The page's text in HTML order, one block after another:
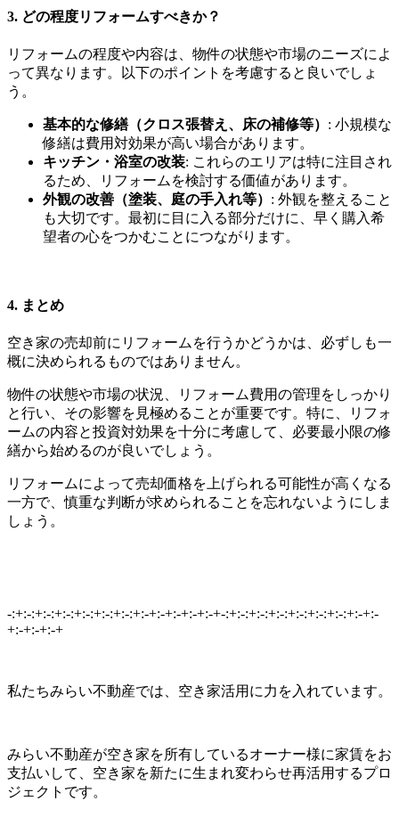
3. どの程度リフォームすべきか？
リフォームの程度や内容は、物件の状態や市場のニーズによ
って異なります。以下のポイントを考慮すると良いでしょ
う。
基本的な修繕（クロス張替え、床の補修等） : 小規模な
修繕は費用対効果が高い場合があります。
キッチン・浴室の改装: これらのエリアは特に注目され
るため、リフォームを検討する価値があります。
外観の改善（塗装、庭の手入れ等） : 外観を整えること
も大切です。最初に目に入る部分だけに、早く購入希
望者の心をつかむことにつながります。
4. まとめ
空き家の売却前にリフォームを行うかどうかは、必ずしも一
概に決められるものではありません。
物件の状態や市場の状況、リフォーム費用の管理をしっかり
と行い、その影響を見極めることが重要です。特に、リフォ
ームの内容と投資対効果を十分に考慮して、必要最小限の修
繕から始めるのが良いでしょう。
リフォームによって売却価格を上げられる可能性が高くなる
一方で、慎重な判断が求められることを忘れないようにしま
しょう。
-:+:-:+:-:+:-:+:-:+:-:+:-:+:-+:-+:-+:-+:-+-:+:-:+:-:+:-:+:-:+:-:+:-:+:-+:-
+:-+:-+:-+
私たちみらい不動産では、空き家活用に力を入れています。
みらい不動産が空き家を所有しているオーナー様に家賃をお
支払いして、空き家を新たに生まれ変わらせ再活用するプロ
ジェクトです。